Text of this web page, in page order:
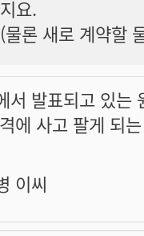
지요.
(물론 새로 계약할
서 발표되고 있는
에 사고 팔게 되
이씨